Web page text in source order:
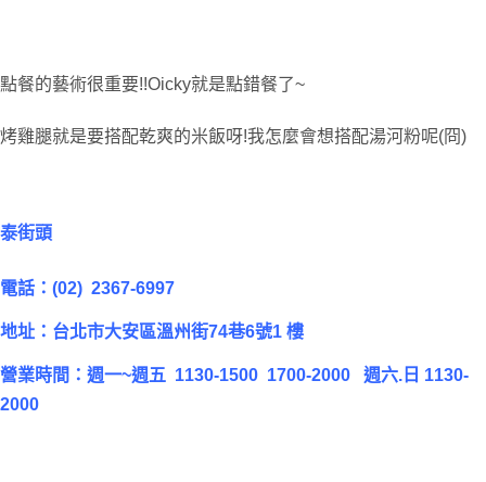
點餐的藝術很重要!!Oicky就是點錯餐了~
烤雞腿就是要搭配乾爽的米飯呀!我怎麼會想搭配湯河粉呢(冏)
泰街頭
電話：(02) 2367-6997
地址：台北市大安區溫州街74巷6號1 樓
營業時間：週一~週五 1130-1500 1700-2000 週六.日 1130-
2000